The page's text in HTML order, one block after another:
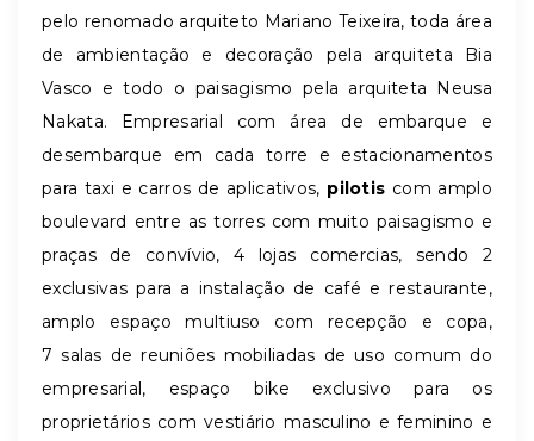
pelo renomado arquiteto Mariano Teixeira, toda área
de ambientação e decoração pela arquiteta Bia
Vasco e todo o paisagismo pela arquiteta Neusa
Nakata. Empresarial com área de embarque e
desembarque em cada torre e estacionamentos
para taxi e carros de aplicativos, pilotis com amplo
boulevard entre as torres com muito paisagismo e
praças de convívio, 4 lojas comercias, sendo 2
exclusivas para a instalação de café e restaurante,
amplo espaço multiuso com recepção e copa,
7 salas de reuniões mobiliadas de uso comum do
empresarial, espaço bike exclusivo para os
proprietários com vestiário masculino e feminino e